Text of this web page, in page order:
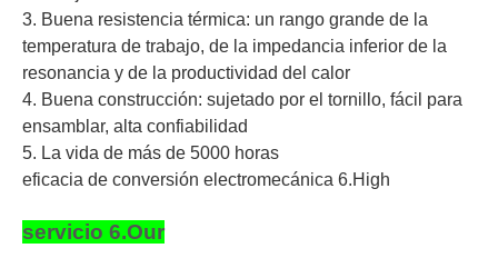
3. Buena resistencia térmica: un rango grande de la
temperatura de trabajo, de la impedancia inferior de la
resonancia y de la productividad del calor
4. Buena construcción: sujetado por el tornillo, fácil para
ensamblar, alta confiabilidad
5. La vida de más de 5000 horas
eficacia de conversión electromecánica 6.High
servicio 6.Our